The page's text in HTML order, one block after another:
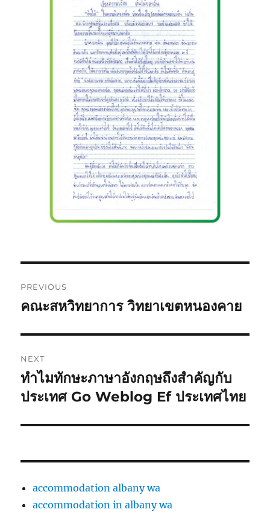
navigation
PREVIOUS
Previous
คณะสหวิทยาการ วิทยาเขตหนองคาย
NEXT
Next
post:
ทำไมทักษะภาษาอังกฤษถึงสำคัญกับ
ประเทศ Go Weblog Ef ประเทศไทย
accommodation albany wa
accommodation in albany wa